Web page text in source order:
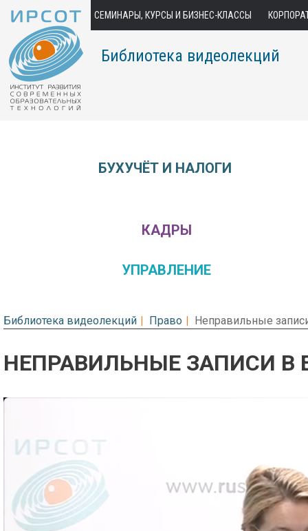
СЕМИНАРЫ, КУРСЫ И БИЗНЕС-КЛАССЫ
Библиотека видеолекций
БУХУЧЁТ И НАЛОГИ
КАДРЫ
УПРАВЛЕНИЕ
Библиотека видеолекций Право Неправильные
НЕПРАВИЛЬНЫЕ ЗАПИСИ В